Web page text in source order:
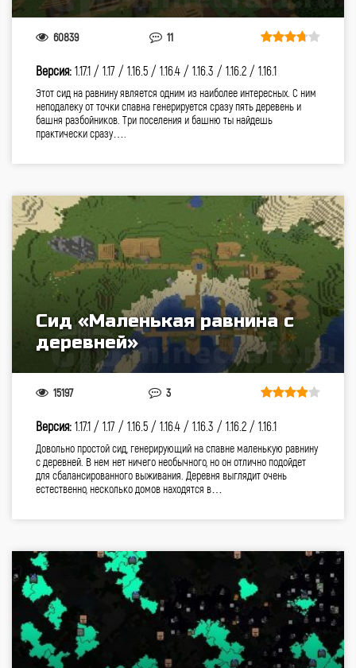
60839 11
Версия: 1.17.1 / 1.17 / 1.16.5 / 1.16.4 / 1.16.3 / 1.16.2 / 1.16.1
Этот сид на равнину является одним из наиболее интересных. С ним
неподалеку от точки спавна генерируется сразу пять деревень и
башня разбойников. Три поселения и башню ты найдешь
практически сразу….
Сид «Маленькая равнина с
деревней»
15197 3
Версия: 1.17.1 / 1.17 / 1.16.5 / 1.16.4 / 1.16.3 / 1.16.2 / 1.16.1
Довольно простой сид, генерирующий на спавне маленькую равнину
с деревней. В нем нет ничего необычного, но он отлично подойдет
для сбалансированного выживания. Деревня выглядит очень
естественно, несколько домов находятся в…